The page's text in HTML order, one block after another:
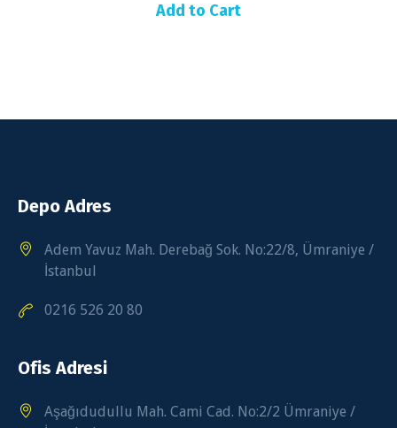
Add to Cart
Depo Adres
Adem Yavuz Mah. Derebağ Sok. No:22/8, Ümraniye /
İstanbul
0216 526 20 80
Ofis Adresi
Aşağıdudullu Mah. Cami Cad. No:2/2 Ümraniye /